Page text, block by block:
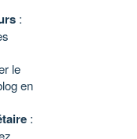
:
le
en
: